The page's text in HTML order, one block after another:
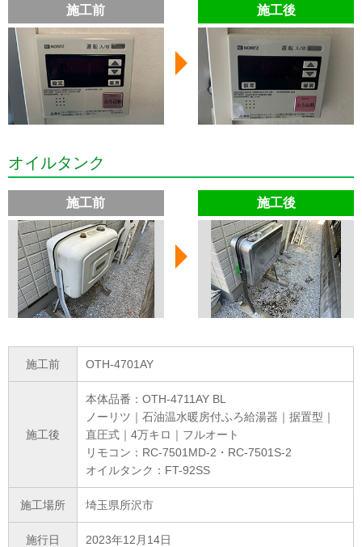
施工前 施工後
オイルタンク
施工前 施工後
施工前 OTH-4701AY
施工後
本体品番：OTH-4711AY BL
ノーリツ｜石油温水暖房付ふろ給湯器｜据置型｜
直圧式｜4万キロ｜フルオート
リモコン：RC-7501MD-2・RC-7501S-2
オイルタンク：FT-92SS
施工場所 埼玉県所沢市
施行日 2023年12月14日